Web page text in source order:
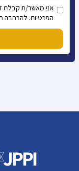
אני מאשר/ת קבלת
הפרטיות. להרחבה